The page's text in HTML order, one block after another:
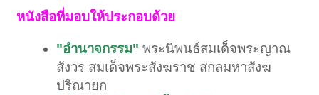
หนังสือที่มอบให้ประกอบด้วย
"อำนาจกรรม" พระนิพนธ์สมเด็จพระญาณ
สังวร สมเด็จพระสังฆราช สกลมหาสังฆ
ปริณายก